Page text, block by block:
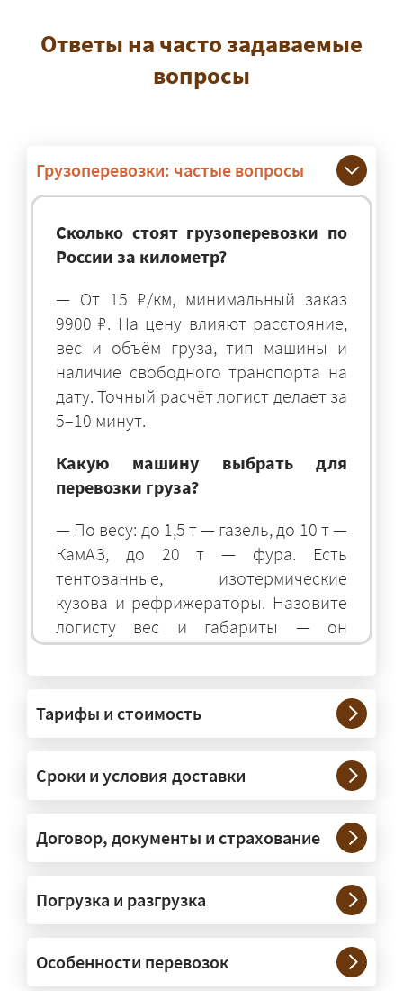
Ответы на часто задаваемые
вопросы
Грузоперевозки: частые вопросы
Сколько стоят грузоперевозки по
России за километр?
— От 15 ₽/км, минимальный заказ
9900 ₽. На цену влияют расстояние,
вес и объём груза, тип машины и
наличие свободного транспорта на
дату. Точный расчёт логист делает за
5–10 минут.
Какую машину выбрать для
перевозки груза?
— По весу: до 1,5 т — газель, до 10 т —
КамАЗ, до 20 т — фура. Есть
тентованные, изотермические
кузова и рефрижераторы. Назовите
логисту вес и габариты — он
подберёт оптимальный транспорт.
— Штатно — от 100 кг до 20 тонн.
Мелкие партии едут догрузом,
крупные — отдельной машиной.
Тяжеловесы 30–90 т организуем
через проверенных партнёров.
России?
межгородних перевозках по всей
Тарифы и стоимость
Сроки и условия доставки
Договор, документы и страхование
Погрузка и разгрузка
Особенности перевозок